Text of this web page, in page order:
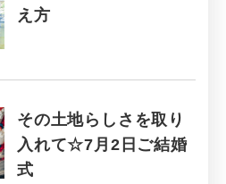
え方
その土地らしさを取り
入れて☆7月2日ご結婚
式